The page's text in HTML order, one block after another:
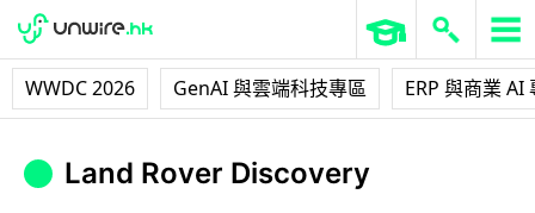
WWDC 2026 GenAI 與雲端科技專區 ERP 與商業 AI
Land Rover Discovery